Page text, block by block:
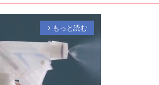
arrow_forward_ios もっと読む